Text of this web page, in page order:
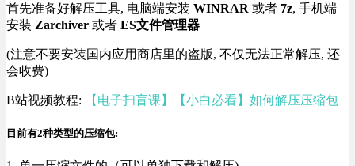
首先准备好解压工具, 电脑端安装 WINRAR 或者 7z, 手机端
安装 Zarchiver 或者 ES文件管理器
(注意不要安装国内应用商店里的盗版, 不仅无法正常解压, 还
会收费)
B站视频教程: 【电子扫盲课】【小白必看】如何解压压缩包
目前有2种类型的压缩包: